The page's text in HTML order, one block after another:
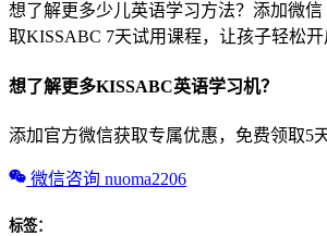
想了解更多少儿英语学习方法？添加微信
取KISSABC 7天试用课程，让孩子轻松开
想了解更多KISSABC英语学习机？
添加官方微信获取专属优惠，免费领取5
微信咨询 nuoma2206
标签：